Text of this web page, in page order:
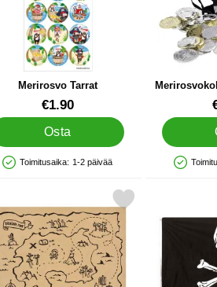
Merirosvo Tarrat
40269€1.90
Osta
Saatavuus: Varastossa
Toimitusaika: 1-2 päivää
Tuote.nro
suosikiksi
Merkitse pirates Party Tabletit suosikiksi